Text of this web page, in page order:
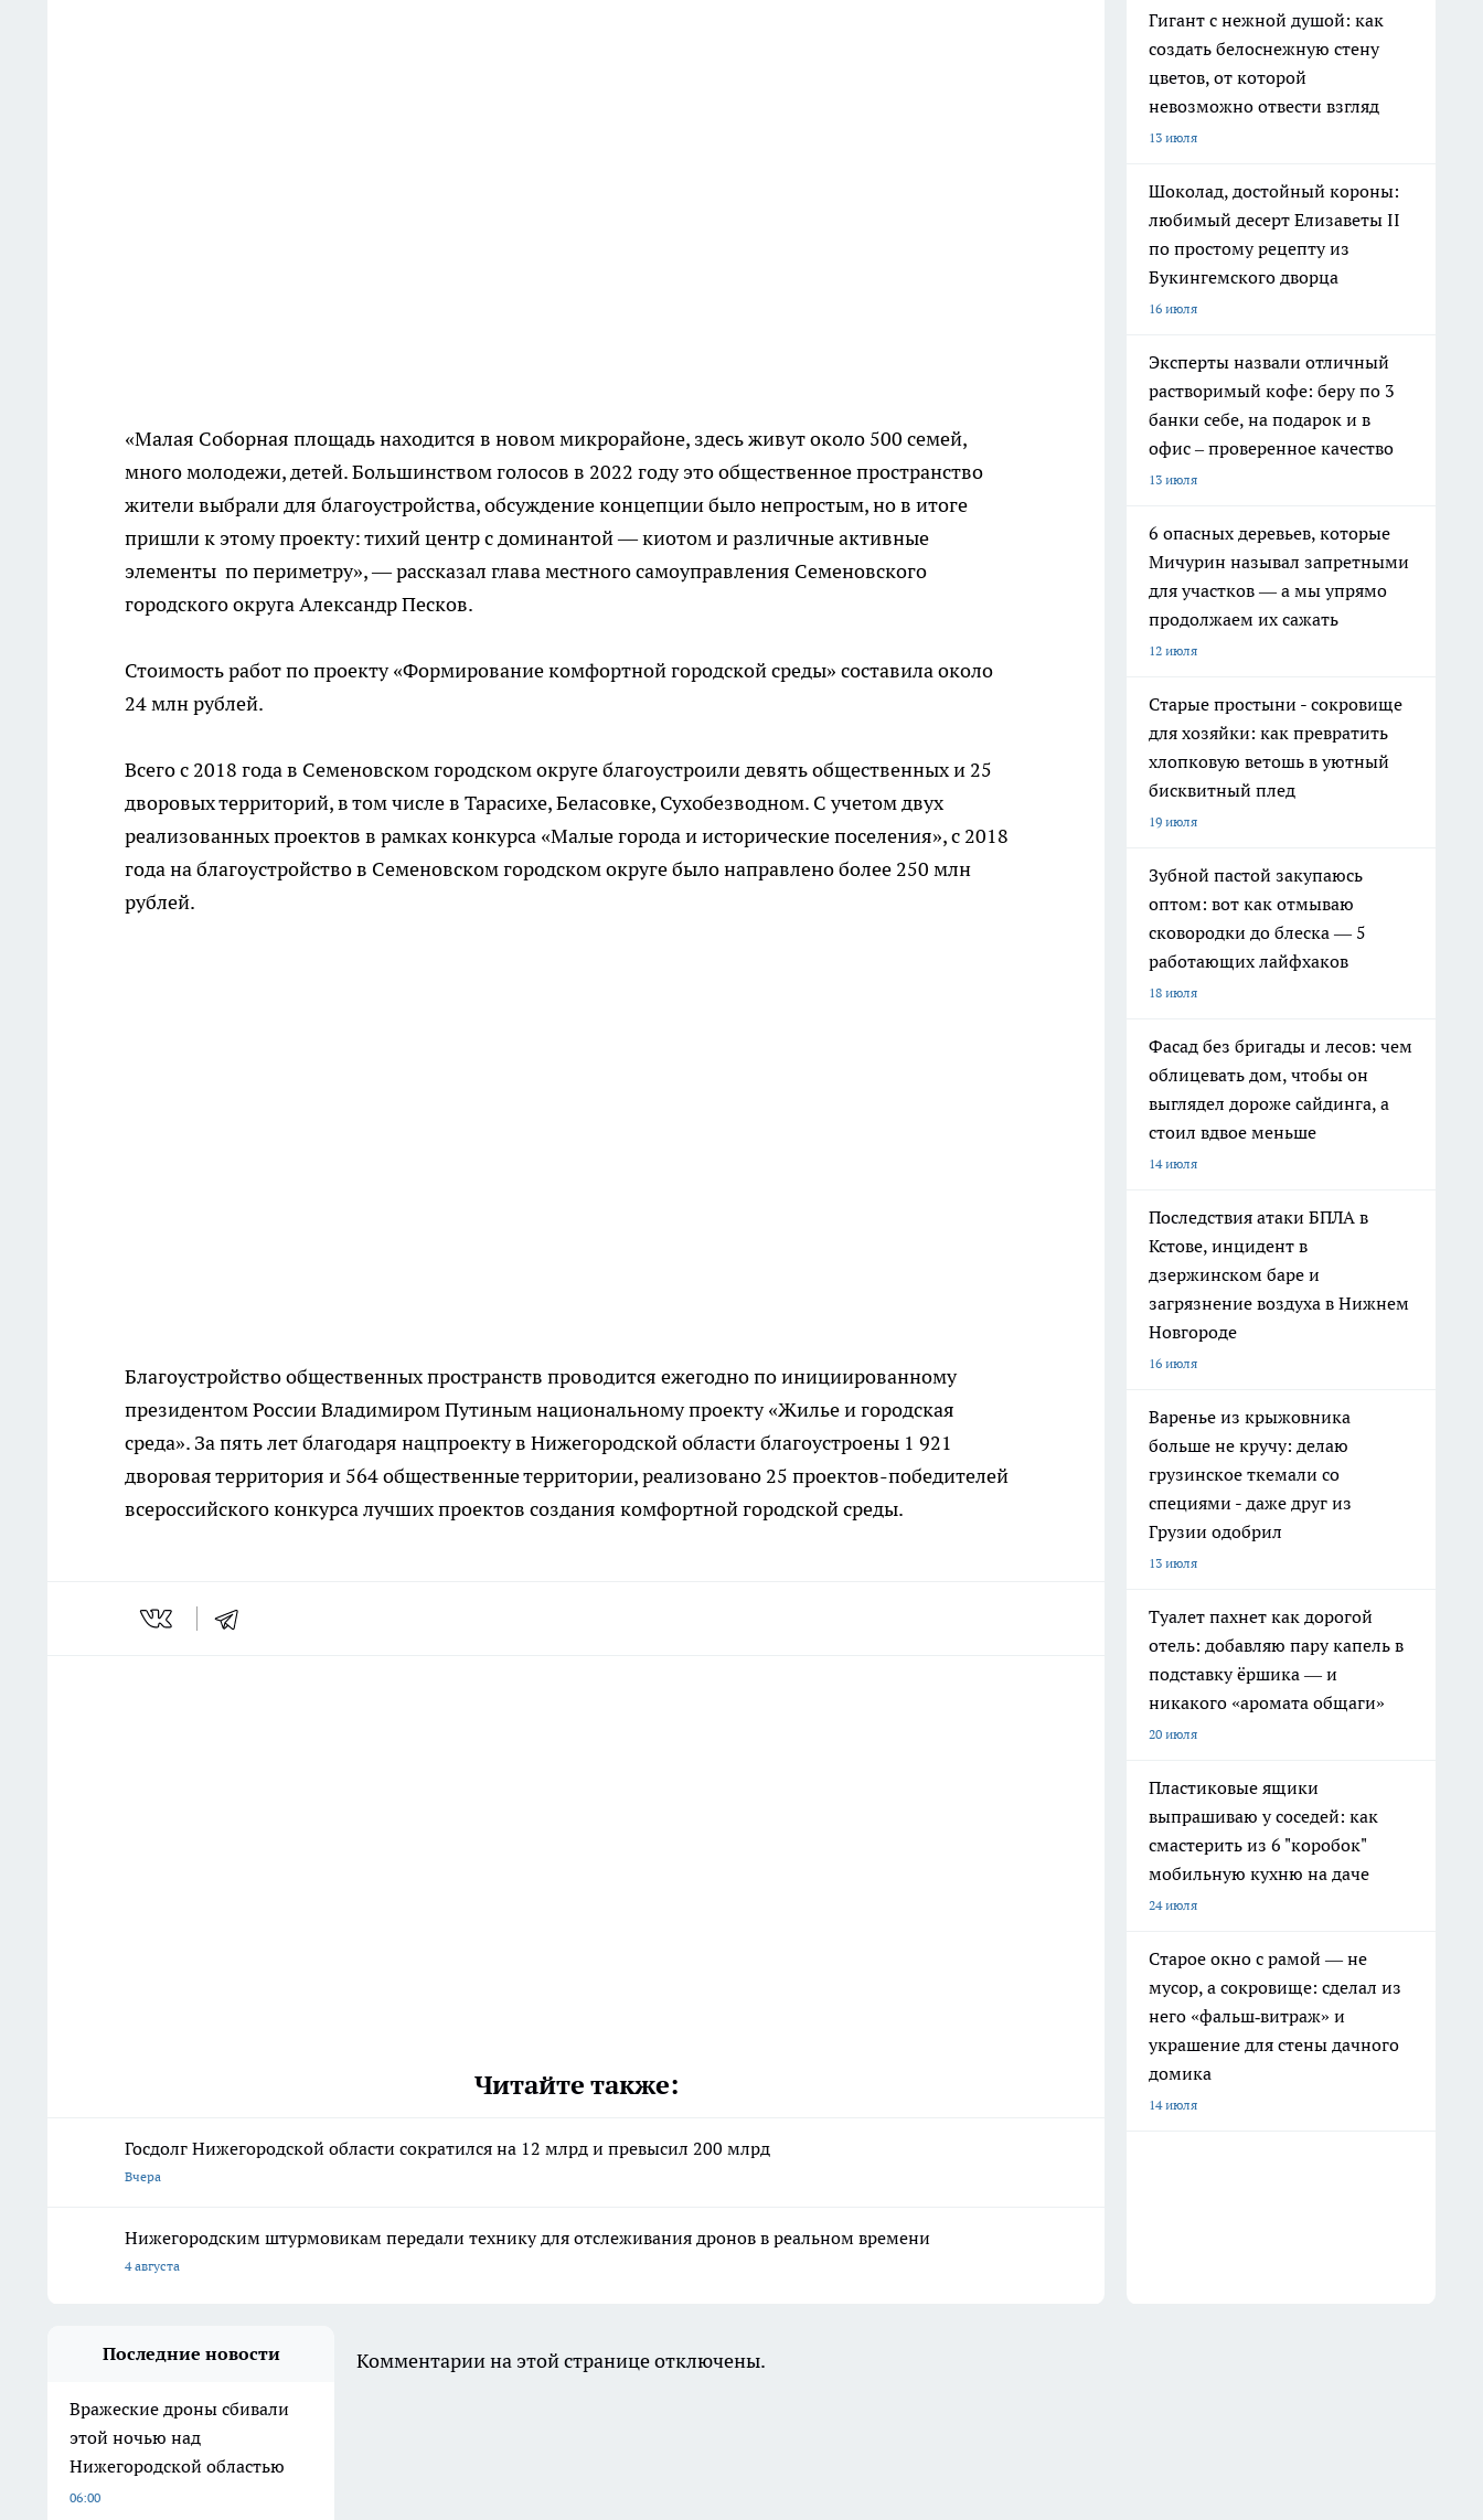
«Малая Соборная площадь находится в новом микрорайоне, здесь живут около 500 семей,
много молодежи, детей. Большинством голосов в 2022 году это общественное пространство
жители выбрали для благоустройства, обсуждение концепции было непростым, но в итоге
пришли к этому проекту: тихий центр с доминантой — киотом и различные активные
элементы по периметру», — рассказал глава местного самоуправления Семеновского
городского округа Александр Песков.
Стоимость работ по проекту «Формирование комфортной городской среды» составила около
24 млн рублей.
Всего с 2018 года в Семеновском городском округе благоустроили девять общественных и 25
дворовых территорий, в том числе в Тарасихе, Беласовке, Сухобезводном. С учетом двух
реализованных проектов в рамках конкурса «Малые города и исторические поселения», с 2018
года на благоустройство в Семеновском городском округе было направлено более 250 млн
рублей.
Благоустройство общественных пространств проводится ежегодно по инициированному
президентом России Владимиром Путиным национальному проекту «Жилье и городская
среда». За пять лет благодаря нацпроекту в Нижегородской области благоустроены 1 921
дворовая территория и 564 общественные территории, реализовано 25 проектов-победителей
всероссийского конкурса лучших проектов создания комфортной городской среды.
Читайте также:
Госдолг Нижегородской области сократился на 12 млрд и превысил 200 млрд
Вчера
Нижегородским штурмовикам передали технику для отслеживания дронов в реальном времени
4 августа
Гигант с нежной душой: как
создать белоснежную стену
цветов, от которой
невозможно отвести взгляд
13 июля
Шоколад, достойный короны:
любимый десерт Елизаветы II
по простому рецепту из
Букингемского дворца
16 июля
Эксперты назвали отличный
растворимый кофе: беру по 3
банки себе, на подарок и в
офис – проверенное качество
13 июля
6 опасных деревьев, которые
Мичурин называл запретными
для участков — а мы упрямо
продолжаем их сажать
12 июля
Старые простыни - сокровище
для хозяйки: как превратить
хлопковую ветошь в уютный
бисквитный плед
19 июля
Зубной пастой закупаюсь
оптом: вот как отмываю
сковородки до блеска — 5
работающих лайфхаков
18 июля
Фасад без бригады и лесов: чем
облицевать дом, чтобы он
выглядел дороже сайдинга, а
стоил вдвое меньше
14 июля
Последствия атаки БПЛА в
Кстове, инцидент в
дзержинском баре и
загрязнение воздуха в Нижнем
Новгороде
16 июля
Варенье из крыжовника
больше не кручу: делаю
грузинское ткемали со
специями - даже друг из
Грузии одобрил
13 июля
Туалет пахнет как дорогой
отель: добавляю пару капель в
подставку ёршика — и
никакого «аромата общаги»
20 июля
Пластиковые ящики
выпрашиваю у соседей: как
смастерить из 6 "коробок"
мобильную кухню на даче
24 июля
Старое окно с рамой — не
мусор, а сокровище: сделал из
него «фальш‑витраж» и
украшение для стены дачного
домика
14 июля
Последние новости
Вражеские дроны сбивали
этой ночью над
Нижегородской областью
06:00
Комментарии на этой странице отключены.